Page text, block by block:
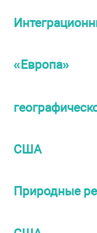
«Европа»
США
Природные